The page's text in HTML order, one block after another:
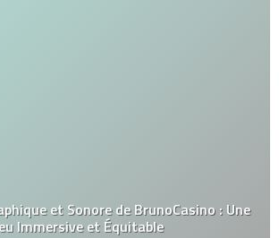
et Sonore de BrunoCasino : Une
Immersive et Équitable